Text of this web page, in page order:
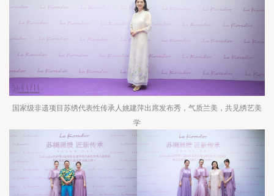
国家级非遗项目苏绣代表性传承人姚建萍出席发布秀，气质兰美，共见绣艺美
学